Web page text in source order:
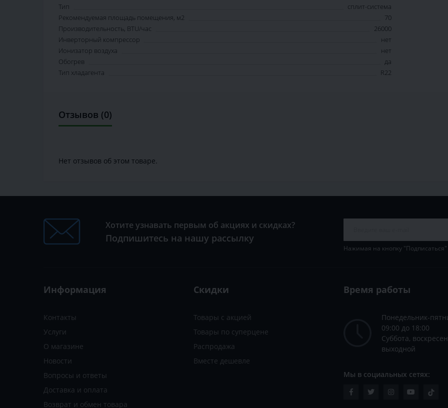
Тип
сплит-система
Рекомендуемая площадь помещения, м2
70
Производительность, BTU/час
26000
Инверторный компрессор
нет
Ионизатор воздуха
нет
Обогрев
да
Тип хладагента
R22
Отзывов (0)
Нет отзывов об этом товаре.
Хотите узнавать первым об акциях и скидках?
Подпишитесь на нашу рассылку
Нажимая на кнопку
Информация
Контакты
Услуги
О магазине
Новости
Вопросы и ответы
Доставка и оплата
Возврат и обмен товара
Скидки
Товары с акцией
Товары по суперцене
Распродажа
Вместе дешевле
Время работы
Понедельник-
09:00 до 18:00
Суббота,
выходной
Мы в социальных сетях: